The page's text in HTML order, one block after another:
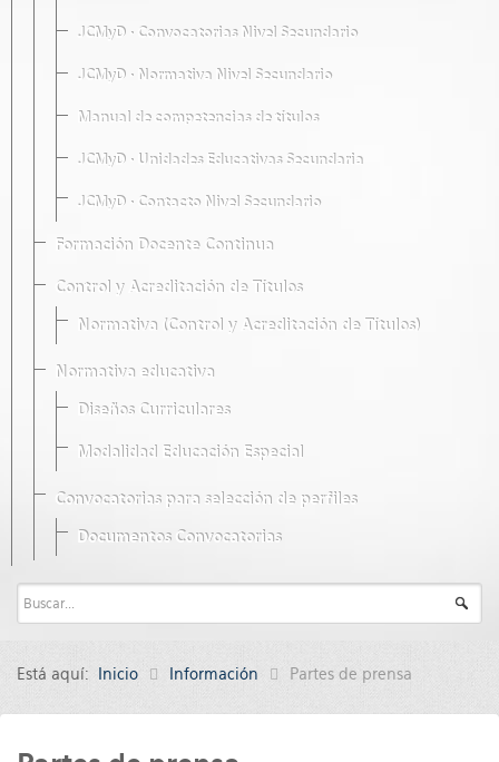
JCMyD · Convocatorias Nivel Secundario
JCMyD · Normativa Nivel Secundario
Manual de competencias de títulos
JCMyD · Unidades Educativas Secundaria
JCMyD · Contacto Nivel Secundario
Formación Docente Continua
Control y Acreditación de Títulos
Normativa (Control y Acreditación de Títulos)
Normativa educativa
Diseños Curriculares
Modalidad Educación Especial
Convocatorias para selección de perfiles
Documentos Convocatorias
Está aquí: Inicio Información Partes de prensa